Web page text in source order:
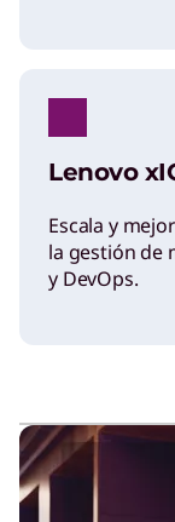
Lenovo
Escala y
la gestión de
y DevOps.